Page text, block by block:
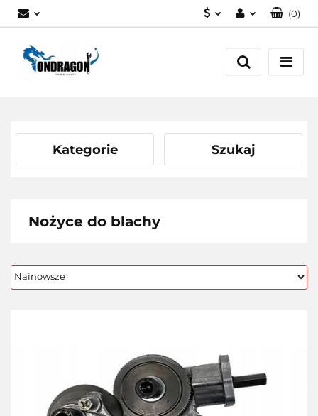
Zaloguj się
Załóż konto
(0)
Kategorie Szukaj
Nożyce do blachy